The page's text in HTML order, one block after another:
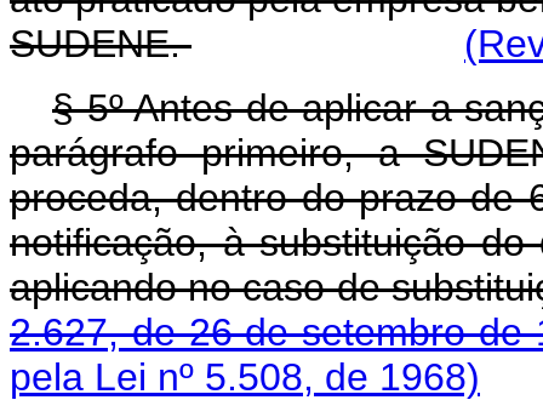
SUDENE.
§ 5º Antes de aplicar a
parágrafo primeiro, a
proceda, dentro do prazo de
notificação, à substituição
aplicando no caso de
2.627, de 26 de setembro de
pela Lei nº 5.508, de 1968)